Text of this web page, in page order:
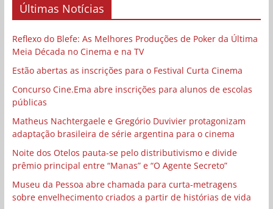
Últimas Notícias
Reflexo do Blefe: As Melhores Produções de Poker da Última
Meia Década no Cinema e na TV
Estão abertas as inscrições para o Festival Curta Cinema
Concurso Cine.Ema abre inscrições para alunos de escolas
públicas
Matheus Nachtergaele e Gregório Duvivier protagonizam
adaptação brasileira de série argentina para o cinema
Noite dos Otelos pauta-se pelo distributivismo e divide
prêmio principal entre “Manas” e “O Agente Secreto”
Museu da Pessoa abre chamada para curta-metragens
sobre envelhecimento criados a partir de histórias de vida